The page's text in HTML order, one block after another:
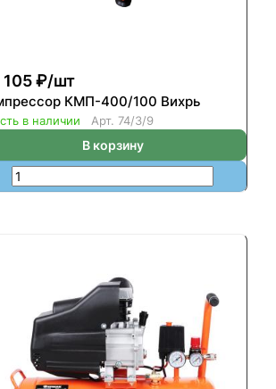
105 ₽/шт
КМП-400/100 Вихрь
в наличии Арт. 74/3/9
В корзину